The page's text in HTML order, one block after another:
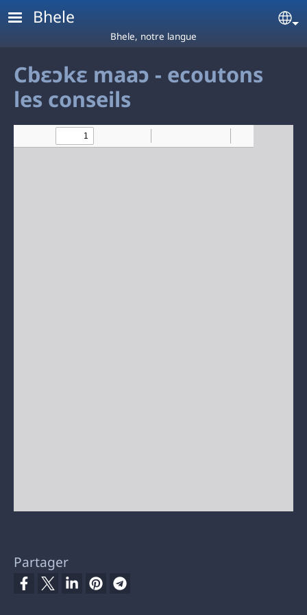
Aller au contenu principal
Bhele
Bhele, notre langue
Cbɛɔkɛ maaɔ - ecoutons
les conseils
Partager